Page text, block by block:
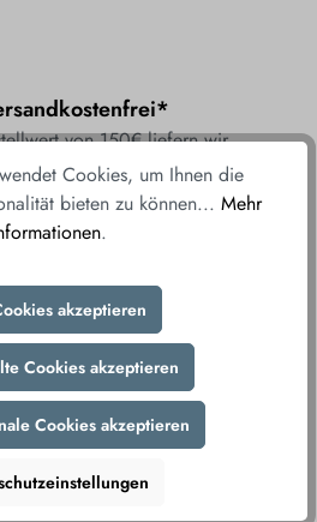
von 150€ liefern wir
direkt und bequem zu Ihnen
Zahlungsmethoden und
Datenübertragung gewährleisten wir
Einkaufserlebnis.
Cookies, um Ihnen die
bieten zu können... Mehr
.
akzeptieren
Cookies akzeptieren
Cookies akzeptieren